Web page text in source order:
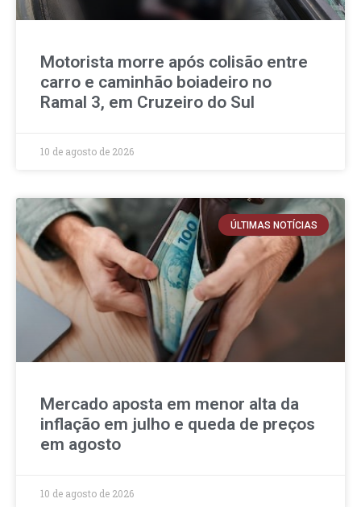
Motorista morre após colisão entre
carro e caminhão boiadeiro no
Ramal 3, em Cruzeiro do Sul
10 de agosto de 2026
ÚLTIMAS NOTÍCIAS
Mercado aposta em menor alta da
inflação em julho e queda de preços
em agosto
10 de agosto de 2026